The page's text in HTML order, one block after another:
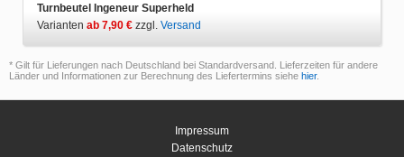
Turnbeutel Ingeneur Superheld
Varianten ab 7,90 € zzgl. Versand
* Gilt für Lieferungen nach Deutschland bei Standardversand. Lieferzeiten für andere
Länder und Informationen zur Berechnung des Liefertermins siehe hier.
Impressum
Datenschutz